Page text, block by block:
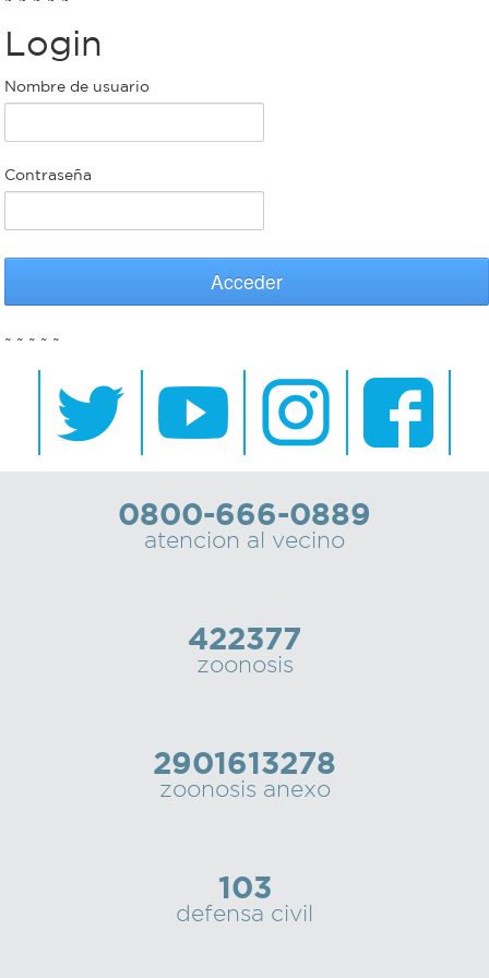
Bromatología
Rentas
Municipal
bondi
Recorrido
colectivos
Recarga
Personal
municipal
Login
Nombre de usuario
Contraseña
Acceder
~ ~ ~ ~ ~
0800-666-0889
atencion al vecino
422377
zoonosis
2901613278
zoonosis anexo
103
defensa civil